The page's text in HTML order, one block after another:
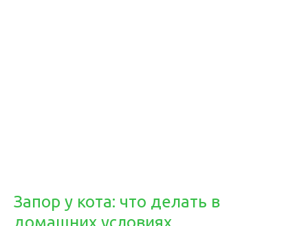
Запор у кота: что делать в
домашних условиях